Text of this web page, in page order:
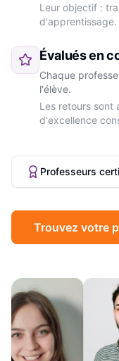
Leur objectif :
d'apprentissage.
Évalués en
Chaque
l'élève.
Les retours sont
d'excellence
Professeurs
Trouvez votre